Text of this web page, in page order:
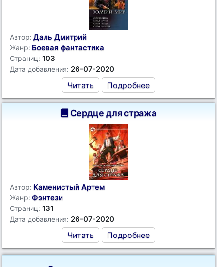
Автор: Даль Дмитрий
Жанр: Боевая фантастика
Страниц: 103
Дата добавления: 26-07-2020
Читать Подробнее
Сердце для стража
Автор: Каменистый Артем
Жанр: Фэнтези
Страниц: 131
Дата добавления: 26-07-2020
Читать Подробнее